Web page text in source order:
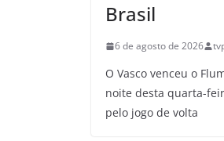
Brasil
6 de agosto de 2026
O Vasco venceu o
noite desta quarta-
pelo jogo de volta